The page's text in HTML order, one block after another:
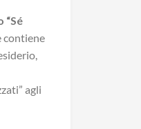
contiene
agli